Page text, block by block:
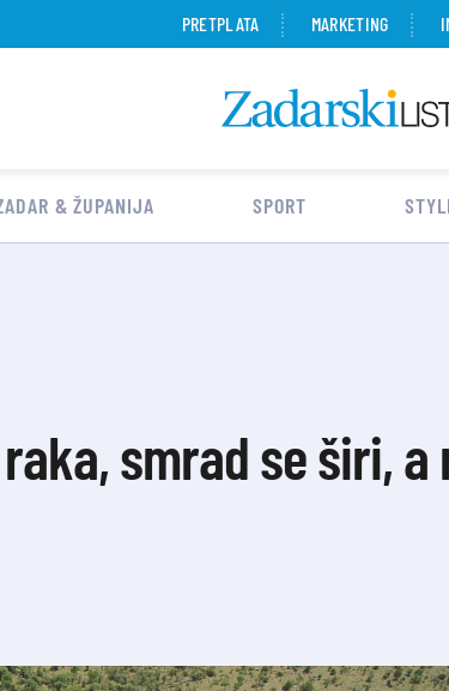
PRETPLATA MARKETING
& ŽUPANIJA SPORT
smrad se širi,